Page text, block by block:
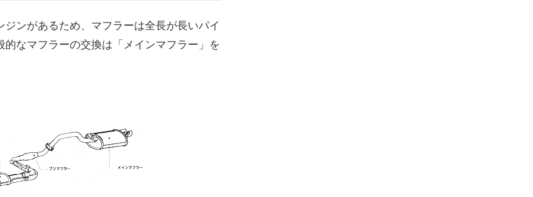
ンがあるため、マフラーは全長が長いパイ
なマフラーの交換は「メインマフラー」を